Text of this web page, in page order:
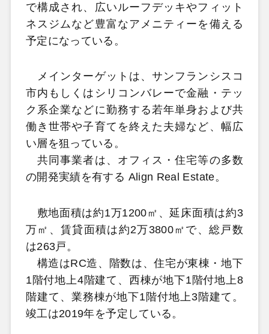
で構成され、広いルーフデッキやフィット
ネスジムなど豊富なアメニティーを備える
予定になっている。
メインターゲットは、サンフランシスコ
市内もしくはシリコンバレーで金融・テッ
ク系企業などに勤務する若年単身および共
働き世帯や子育てを終えた夫婦など、幅広
い層を狙っている。
共同事業者は、オフィス・住宅等の多数
の開発実績を有する Align Real Estate。
敷地面積は約1万1200㎡、延床面積は約3
万㎡、賃貸面積は約2万3800㎡で、総戸数
は263戸。
構造はRC造、階数は、住宅が東棟・地下
1階付地上4階建て、西棟が地下1階付地上8
階建て、業務棟が地下1階付地上3階建て。
竣工は2019年を予定している。